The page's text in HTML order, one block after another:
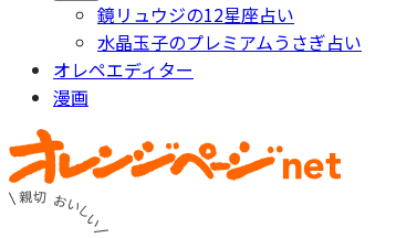
鏡リュウジの12星座占い
水晶玉子のプレミアムうさぎ占い
オレペエディター
漫画